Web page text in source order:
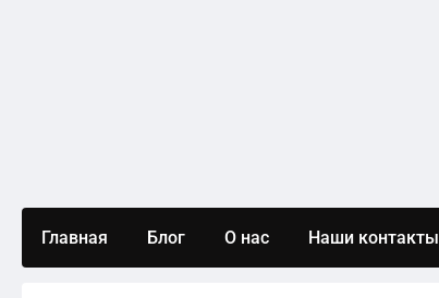
Главная Блог О нас Наши контакты